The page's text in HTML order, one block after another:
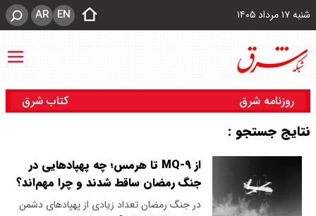
شنبه ۱۷ مرداد ۱۴۰۵ EN
AR
روزنامه شرق کتاب شرق
نتایج جستجو :
از MQ-۹ تا هرمس؛ چه پهپادهایی در
جنگ رمضان ساقط شدند و چرا مهم‌اند؟
در جنگ رمضان تعداد زیادی از پهپادهای دشمن